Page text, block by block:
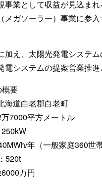
事業として収益が見込まれ
メガソーラー）事業に参入
加え、太陽光発電システ
電システムの提案営業推進
要
海道白老郡白老町
7000平方メートル
年（一般家庭360世
520t
万円